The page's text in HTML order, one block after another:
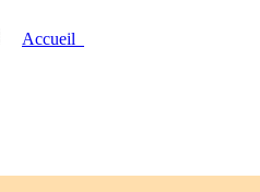
Accueil